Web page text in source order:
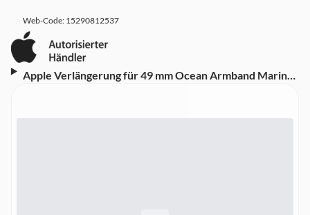
Web-Code: 15290812537
Apple Verlängerung für 49 mm Ocean Armband Marine